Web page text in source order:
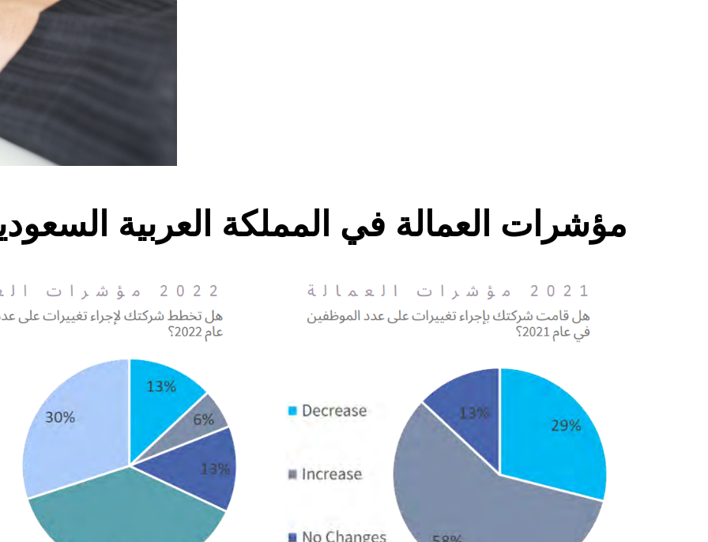
مؤشرات العمالة في المملكة العربية